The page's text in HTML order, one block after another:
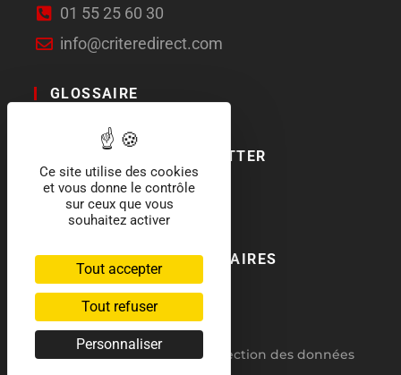
01 55 25 60 30
info@criteredirect.com
GLOSSAIRE
LE BLOG
ABONNEMENT NEWSLETTER
SOCIAL MEDIA
NOS LABELS ET PARTENAIRES
RGPD : politique de protection des données
Ce site utilise des cookies
et vous donne le contrôle
sur ceux que vous
souhaitez activer
Tout accepter
Tout refuser
Personnaliser